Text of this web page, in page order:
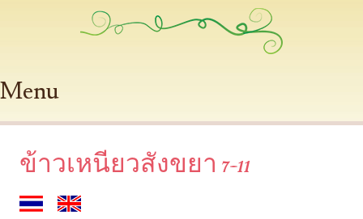
Thai-O-Cha
Sterilized Thai Dessert
Menu
Skip to content
ข้าวเหนียวสังขยา 7-11